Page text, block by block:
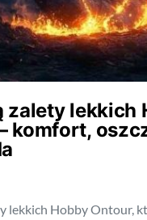
zalety lekkich
komfort,
lekkich Hobby Ontour,